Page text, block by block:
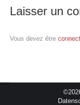
Laisser un
Vous devez être